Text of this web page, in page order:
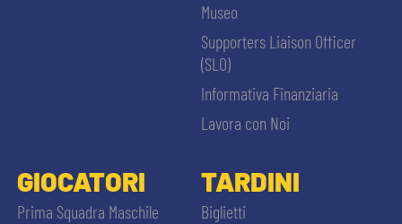
Museo
Supporters Liaison Officer
(SLO)
Informativa Finanziaria
Lavora con Noi
GIOCATORI
Prima Squadra Maschile
TARDINI
Biglietti